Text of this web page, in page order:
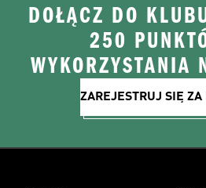
DOŁĄCZ DO
250
WYKORZYSTANIA
ZAREJESTRUJ SIĘ ZA